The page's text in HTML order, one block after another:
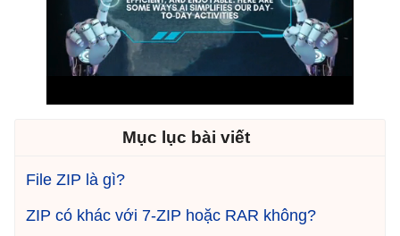
Mục lục bài viết
File ZIP là gì?
ZIP có khác với 7-ZIP hoặc RAR không?